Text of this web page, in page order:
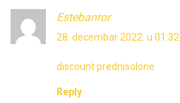
Estebanror
28. decembar 2022. u 01:32
discount prednisolone
Reply